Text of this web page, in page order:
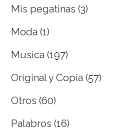
Mis pegatinas (3)
Moda (1)
Musica (197)
Original y Copia (57)
Otros (60)
Palabros (16)